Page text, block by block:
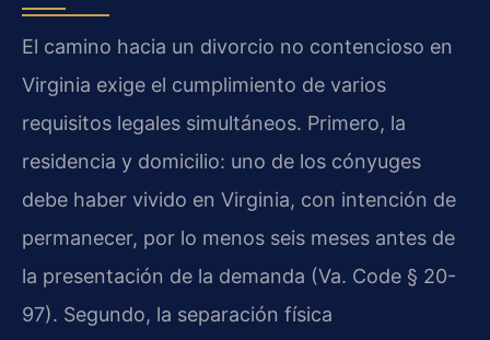
El camino hacia un divorcio no contencioso en
Virginia exige el cumplimiento de varios
requisitos legales simultáneos. Primero, la
residencia y domicilio: uno de los cónyuges
debe haber vivido en Virginia, con intención de
permanecer, por lo menos seis meses antes de
la presentación de la demanda (Va. Code § 20-
97). Segundo, la separación física